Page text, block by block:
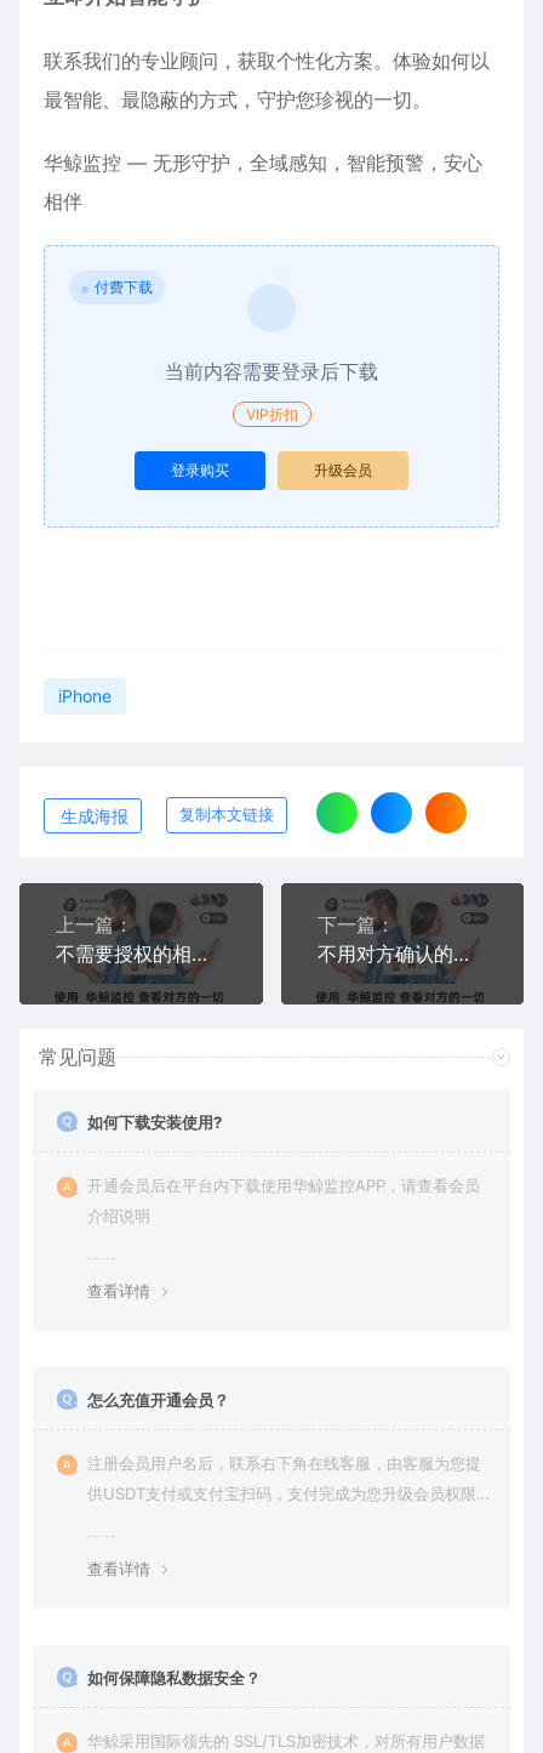
联系我们的专业顾问，获取个性化方案。体验如何以
最智能、最隐蔽的方式，守护您珍视的一切。
华鲸监控 — 无形守护，全域感知，智能预警，安心
相伴
付费下载
当前内容需要登录后下载
VIP折扣
登录购买 升级会员
iPhone
生成海报 复制本文链接
上一篇：
不需要授权的相册浏览方法？不申请存储权限偷偷看对方手机照片
下一篇：
不用对方确认的远程定位怎么设置？不弹窗不通知悄悄获取实时位置
常见问题
如何下载安装使用?
开通会员后在平台内下载使用华鲸监控APP，请查看会员
介绍说明
查看详情
怎么充值开通会员？
注册会员用户名后，联系右下角在线客服，由客服为您提
供USDT支付或支付宝扫码，支付完成为您升级会员权限后
查看详情
如何保障隐私数据安全？
华鲸采用国际领先的 SSL/TLS加密技术，对所有用户数据